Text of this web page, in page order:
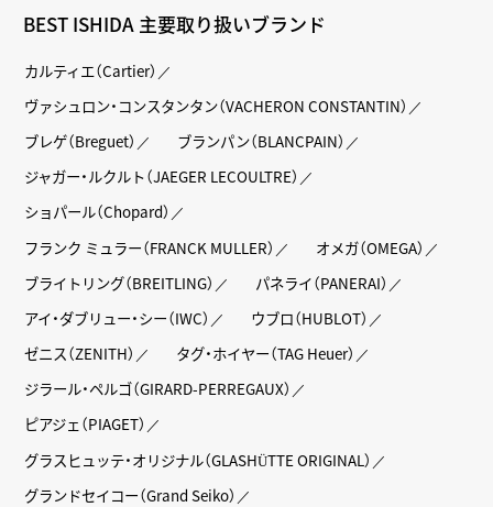
BEST ISHIDA 主要取り扱いブランド
カルティエ（Cartier）
ヴァシュロン・コンスタンタン（VACHERON CONSTANTIN）
ブレゲ（Breguet）
ブランパン（BLANCPAIN）
ジャガー・ルクルト（JAEGER LECOULTRE）
ショパール（Chopard）
フランク ミュラー（FRANCK MULLER）
オメガ（OMEGA）
ブライトリング（BREITLING）
パネライ（PANERAI）
アイ・ダブリュー・シー（IWC）
ウブロ（HUBLOT）
ゼニス（ZENITH）
タグ・ホイヤー（TAG Heuer）
ジラール・ペルゴ（GIRARD-PERREGAUX）
ピアジェ（PIAGET）
グラスヒュッテ・オリジナル（GLASHÜTTE ORIGINAL）
グランドセイコー（Grand Seiko）